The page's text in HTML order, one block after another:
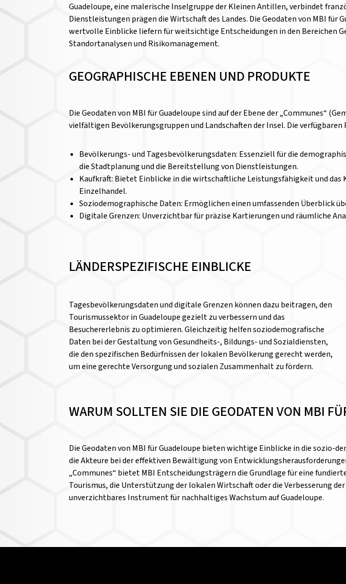
Guadeloupe, eine malerische Inselgruppe der Kleinen Antillen, verbindet
Dienstleistungen prägen die Wirtschaft des Landes. Die Geodaten von MBI
wertvolle Einblicke liefern für weitsichtige Entscheidungen in den Bereichen
Standortanalysen und Risikomanagement.
GEOGRAPHISCHE EBENEN UND PRODUKTE
Die Geodaten von MBI für Guadeloupe sind auf der Ebene der „Communes“
vielfältigen Bevölkerungsgruppen und Landschaften der Insel. Die verfügbaren
Bevölkerungs- und Tagesbevölkerungsdaten: Essenziell für die
die Stadtplanung und die Bereitstellung von Dienstleistungen.
Kaufkraft: Bietet Einblicke in die wirtschaftliche Leistungsfähigkeit und
Einzelhandel.
Soziodemographische Daten: Ermöglichen einen umfassenden Überblick
Digitale Grenzen: Unverzichtbar für präzise Kartierungen und räumliche
LÄNDERSPEZIFISCHE EINBLICKE
Tagesbevölkerungsdaten und digitale Grenzen können dazu beitragen, den
Tourismussektor in Guadeloupe gezielt zu verbessern und das
Besuchererlebnis zu optimieren. Gleichzeitig helfen soziodemografische
Daten bei der Gestaltung von Gesundheits-, Bildungs- und Sozialdiensten,
die den spezifischen Bedürfnissen der lokalen Bevölkerung gerecht werden,
um eine gerechte Versorgung und sozialen Zusammenhalt zu fördern.
WARUM SOLLTEN SIE DIE GEODATEN VON MBI
Die Geodaten von MBI für Guadeloupe bieten wichtige Einblicke in die sozio-
die Akteure bei der effektiven Bewältigung von
„Communes“ bietet MBI Entscheidungsträgern die Grundlage für eine
Tourismus, die Unterstützung der lokalen Wirtschaft oder die Verbesserung
unverzichtbares Instrument für nachhaltiges Wachstum auf Guadeloupe.